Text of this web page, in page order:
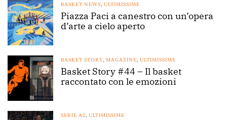
BASKET NEWS ULTIMISSIME
Piazza Paci a canestro con un’opera
d’arte a cielo aperto
BASKET STORY MAGAZINE ULTIMISSIME
Basket Story #44 – Il basket
raccontato con le emozioni
SERIE A2 ULTIMISSIME